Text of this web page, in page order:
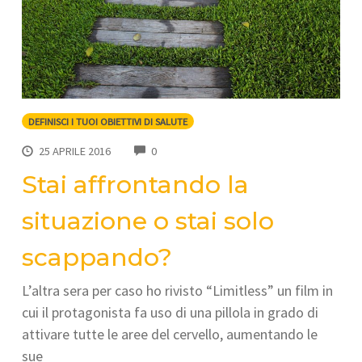
DEFINISCI I TUOI OBIETTIVI DI SALUTE
25 APRILE 2016 0COMMENTS
Stai affrontando la
situazione o stai solo
scappando?
L’altra sera per caso ho rivisto “Limitless” un film in
cui il protagonista fa uso di una pillola in grado di
attivare tutte le aree del cervello, aumentando le
sue